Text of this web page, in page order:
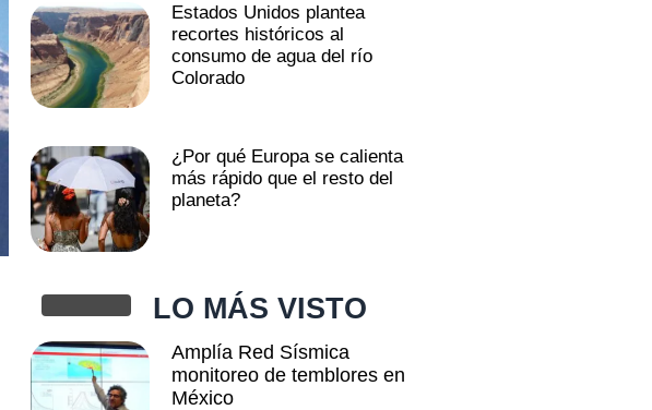
Estados Unidos plantea
recortes históricos al
consumo de agua del río
Colorado
¿Por qué Europa se calienta
más rápido que el resto del
planeta?
LO MÁS VISTO
Amplía Red Sísmica
monitoreo de temblores en
México